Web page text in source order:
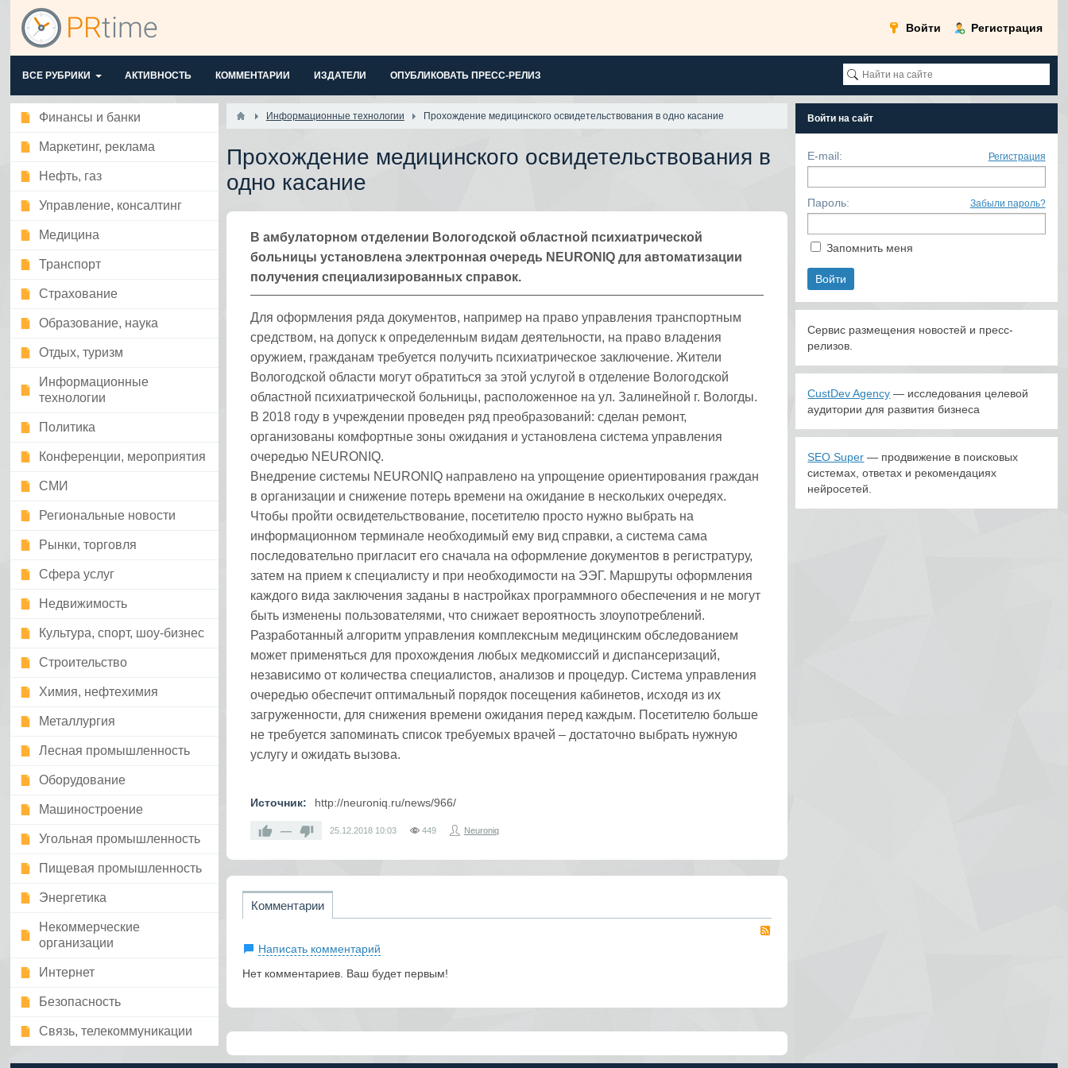
Войти Регистрация
ВСЕ РУБРИКИ АКТИВНОСТЬ КОММЕНТАРИИ ИЗДАТЕЛИ ОПУБЛИКОВАТЬ ПРЕСС-РЕЛИЗ
Финансы и банки
Маркетинг, реклама
Нефть, газ
Управление, консалтинг
Медицина
Транспорт
Страхование
Образование, наука
Отдых, туризм
Информационные
технологии
Политика
Конференции, мероприятия
СМИ
Региональные новости
Рынки, торговля
Сфера услуг
Недвижимость
Культура, спорт, шоу-бизнес
Строительство
Химия, нефтехимия
Металлургия
Лесная промышленность
Оборудование
Машиностроение
Угольная промышленность
Пищевая промышленность
Энергетика
Некоммерческие
организации
Интернет
Безопасность
Связь, телекоммуникации
Информационные технологии Прохождение медицинского освидетельствования в одно касание
Прохождение медицинского освидетельствования в
одно касание
В амбулаторном отделении Вологодской областной психиатрической
больницы установлена электронная очередь NEURONIQ для автоматизации
получения специализированных справок.
Для оформления ряда документов, например на право управления транспортным
средством, на допуск к определенным видам деятельности, на право владения
оружием, гражданам требуется получить психиатрическое заключение. Жители
Вологодской области могут обратиться за этой услугой в отделение Вологодской
областной психиатрической больницы, расположенное на ул. Залинейной г. Вологды.
В 2018 году в учреждении проведен ряд преобразований: сделан ремонт,
организованы комфортные зоны ожидания и установлена система управления
очередью NEURONIQ.
Внедрение системы NEURONIQ направлено на упрощение ориентирования граждан
в организации и снижение потерь времени на ожидание в нескольких очередях.
Чтобы пройти освидетельствование, посетителю просто нужно выбрать на
информационном терминале необходимый ему вид справки, а система сама
последовательно пригласит его сначала на оформление документов в регистратуру,
затем на прием к специалисту и при необходимости на ЭЭГ. Маршруты оформления
каждого вида заключения заданы в настройках программного обеспечения и не могут
быть изменены пользователями, что снижает вероятность злоупотреблений.
Разработанный алгоритм управления комплексным медицинским обследованием
может применяться для прохождения любых медкомиссий и диспансеризаций,
независимо от количества специалистов, анализов и процедур. Система управления
очередью обеспечит оптимальный порядок посещения кабинетов, исходя из их
загруженности, для снижения времени ожидания перед каждым. Посетителю больше
не требуется запоминать список требуемых врачей – достаточно выбрать нужную
услугу и ожидать вызова.
Источник: http://neuroniq.ru/news/966/
— 25.12.2018 10:03 449 Neuroniq
Комментарии
Написать комментарий
Нет комментариев. Ваш будет первым!
Войти на сайт
E-mail: Регистрация
Пароль: Забыли пароль?
Запомнить меня
Сервис размещения новостей и пресс-
релизов.
CustDev Agency — исследования целевой
аудитории для развития бизнеса
SEO Super — продвижение в поисковых
системах, ответах и рекомендациях
нейросетей.